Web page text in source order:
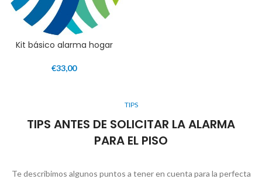
Kit básico alarma hogar
€33,00
TIPS
TIPS ANTES DE SOLICITAR LA ALARMA
PARA EL PISO
Te describimos algunos puntos a tener en cuenta para la perfecta